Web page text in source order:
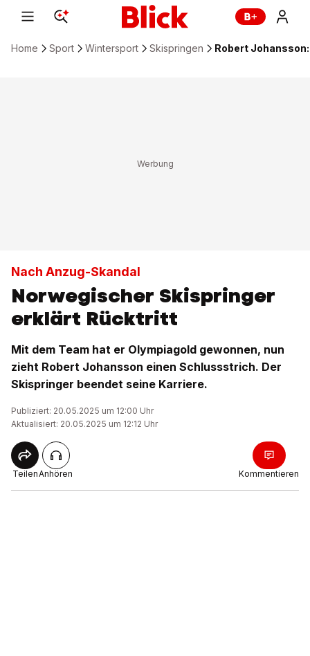
Home Sport Wintersport Skispringen Robert
Nach Anzug-Skandal
Norwegischer Skispringer
erklärt Rücktritt
Mit dem Team hat er Olympiagold gewonnen, nun
zieht Robert Johansson einen Schlussstrich. Der
Skispringer beendet seine Karriere.
Publiziert: 20.05.2025 um 12:00 Uhr
Aktualisiert: 20.05.2025 um 12:12 Uhr
TeilenAnhören Kommentieren